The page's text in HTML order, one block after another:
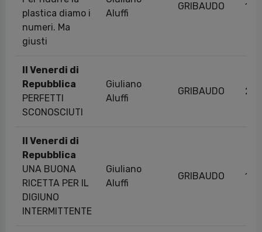
plastica diamo i
numeri. Ma
giusti
Aluffi
GRIBAUDO 13/
Il Venerdi di
Repubblica
PERFETTI
SCONOSCIUTI
Giuliano
Aluffi
GRIBAUDO
Il Venerdi di
Repubblica
UNA BUONA
RICETTA PER IL
DIGIUNO
INTERMITTENTE
Giuliano
Aluffi
GRIBAUDO 10/